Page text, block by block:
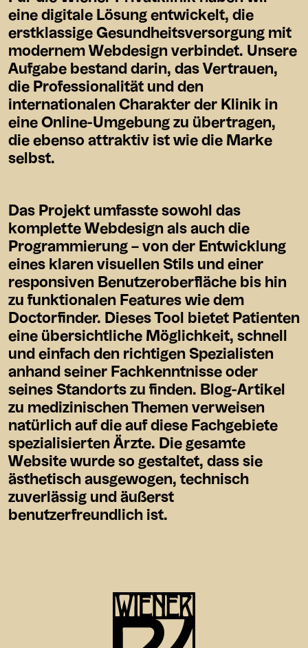
eine digitale Lösung entwickelt, die
erstklassige Gesundheitsversorgung mit
modernem Webdesign verbindet. Unsere
Aufgabe bestand darin, das Vertrauen,
die Professionalität und den
internationalen Charakter der Klinik in
eine Online-Umgebung zu übertragen,
die ebenso attraktiv ist wie die Marke
selbst.
Das Projekt umfasste sowohl das
komplette Webdesign als auch die
Programmierung – von der Entwicklung
eines klaren visuellen Stils und einer
responsiven Benutzeroberfläche bis hin
zu funktionalen Features wie dem
Doctorfinder. Dieses Tool bietet Patienten
eine übersichtliche Möglichkeit, schnell
und einfach den richtigen Spezialisten
anhand seiner Fachkenntnisse oder
seines Standorts zu finden. Blog-Artikel
zu medizinischen Themen verweisen
natürlich auf die auf diese Fachgebiete
spezialisierten Ärzte. Die gesamte
Website wurde so gestaltet, dass sie
ästhetisch ausgewogen, technisch
zuverlässig und äußerst
benutzerfreundlich ist.